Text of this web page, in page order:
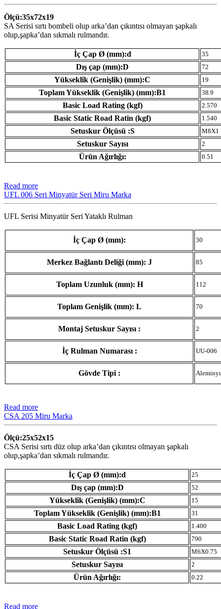
Ölçü:35x72x19
SA Serisi sırtı bombeli olup arka’dan çıkıntısı olmayan şapkalı
olup,şapka’dan sıkmalı rulmandır.
İç Çap Ø (mm):d 35
Dış çap (mm):D 72
Yükseklik (Genişlik) (mm):C 19
Toplam Yükseklik (Genişlik) (mm):B1 38.9
Basic Load Rating (kgf) 2.570
Basic Static Road Ratin (kgf) 1.540
Setuskur Ölçüsü :S M8X1
Setuskur Sayısı 2
Ürün Ağırlığı: 0.51
Read more
UFL 006 Seri Minyatür Seri Miru Marka
UFL Serisi Minyatür Seri Yataklı Rulman
İç Çap Ø (mm): 30
Merkez Bağlantı Deliği (mm): J 85
Toplam Uzunluk (mm): H 112
Toplam Genişlik (mm): L 70
Montaj Setuskur Sayısı : 2
İç Rulman Numarası : UU-006
Gövde Tipi :
Read more
CSA 205 Miru Marka
Ölçü:25x52x15
CSA Serisi sırtı düz olup arka’dan çıkıntısı olmayan şapkalı
olup,şapka’dan sıkmalı rulmandır.
İç Çap Ø (mm):d 25
Dış çap (mm):D 52
Yükseklik (Genişlik) (mm):C 15
Toplam Yükseklik (Genişlik) (mm):B1 31
Basic Load Rating (kgf) 1.400
Basic Static Road Ratin (kgf) 790
Setuskur Ölçüsü :S1 M6X0.75
Setuskur Sayısı 2
Ürün Ağırlığı: 0.22
Read more